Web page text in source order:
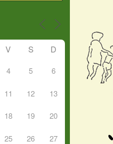
V S D
4 5 6
11 12 13
18 19 20
25 26 27